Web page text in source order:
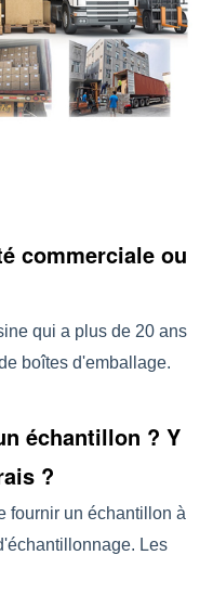
commerciale ou
qui a plus de 20 ans
boîtes d'emballage.
échantillon ? Y
?
fournir un échantillon à
Les